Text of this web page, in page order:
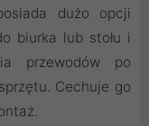
dużo opcji
biurka lub stołu i
przewodów po
Cechuje go